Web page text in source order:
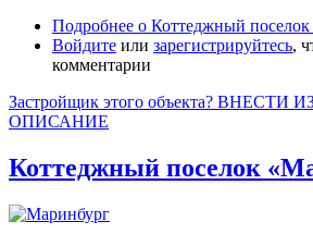
Подробнее о Коттеджный
Войдите или зарегистрируйтесь,
комментарии
Застройщик этого объекта?
ОПИСАНИЕ
Коттеджный поселок